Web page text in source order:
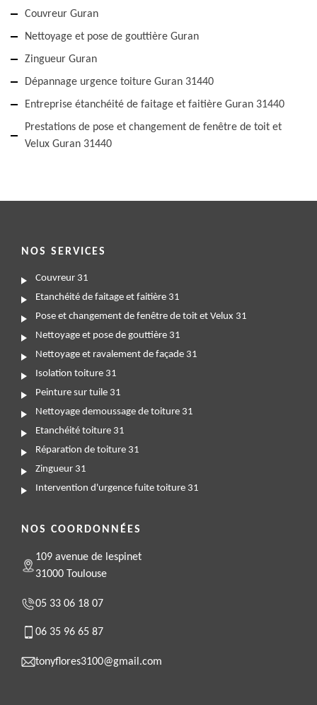
Couvreur Guran
Nettoyage et pose de gouttière Guran
Zingueur Guran
Dépannage urgence toiture Guran 31440
Entreprise étanchéité de faitage et faitière Guran 31440
Prestations de pose et changement de fenêtre de toit et
Velux Guran 31440
NOS SERVICES
Couvreur 31
Etanchéité de faitage et faitière 31
Pose et changement de fenêtre de toit et Velux 31
Nettoyage et pose de gouttière 31
Nettoyage et ravalement de façade 31
Isolation toiture 31
Peinture sur tuile 31
Nettoyage demoussage de toiture 31
Etanchéité toiture 31
Réparation de toiture 31
Zingueur 31
Intervention d'urgence fuite toiture 31
NOS COORDONNÉES
109 avenue de lespinet
31000 Toulouse
05 33 06 18 07
06 35 96 65 87
tonyflores3100@gmail.com